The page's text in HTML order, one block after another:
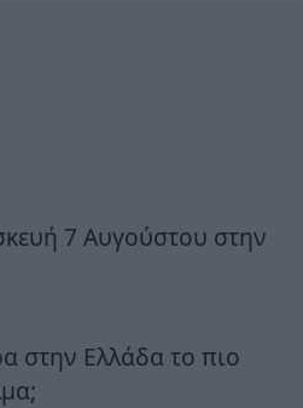
7 Αυγούστου στην
στην Ελλάδα το πιο